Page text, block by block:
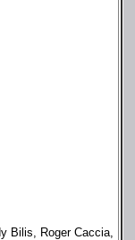
Bilis, Roger Caccia,